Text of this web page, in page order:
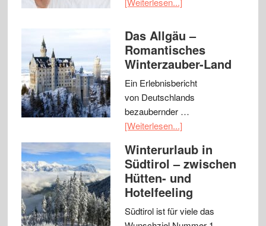
Das Allgäu –
Romantisches
Winterzauber-Land
Ein Erlebnisbericht
von Deutschlands
bezaubernder …
[Weiterlesen...]
Winterurlaub in
Südtirol – zwischen
Hütten- und
Hotelfeeling
Südtirol ist für viele das